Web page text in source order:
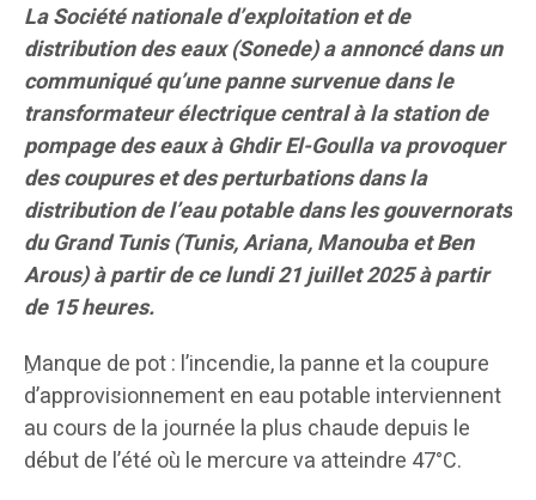
La Société nationale d’exploitation et de
distribution des eaux (Sonede) a annoncé dans un
communiqué qu’une panne survenue dans le
transformateur électrique central à la station de
pompage des eaux à Ghdir El-Goulla va provoquer
des coupures et des perturbations dans la
distribution de l’eau potable dans les gouvernorats
du Grand Tunis (Tunis, Ariana, Manouba et Ben
Arous) à partir de ce lundi 21 juillet 2025 à partir
de 15 heures.
ِManque de pot : l’incendie, la panne et la coupure
d’approvisionnement en eau potable interviennent
au cours de la journée la plus chaude depuis le
début de l’été où le mercure va atteindre 47°C.